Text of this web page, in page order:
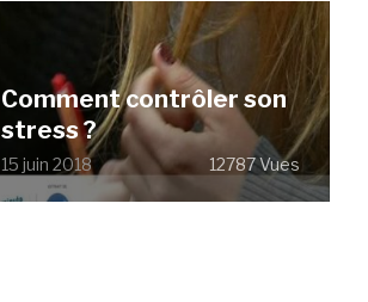
Comment contrôler son
stress ?
15 juin 2018 12787 Vues